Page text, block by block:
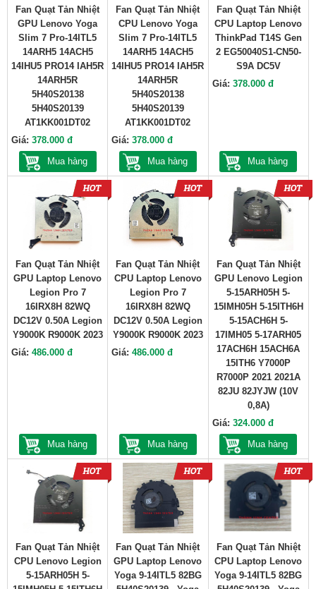
Fan Quạt Tản Nhiệt
GPU Lenovo Yoga
Slim 7 Pro-14ITL5
14ARH5 14ACH5
14IHU5 PRO14 IAH5R
14ARH5R
5H40S20138
5H40S20139
AT1KK001DT02
Giá: 378.000 đ
Mua hàng
Fan Quạt Tản Nhiệt
CPU Lenovo Yoga
Slim 7 Pro-14ITL5
14ARH5 14ACH5
14IHU5 PRO14 IAH5R
14ARH5R
5H40S20138
5H40S20139
AT1KK001DT02
Giá:378.000 đ
Mua hàng
Fan Quạt Tản Nhiệt
CPU Laptop Lenovo
ThinkPad T14S Gen
2 EG50040S1-CN50-
S9A DC5V
Giá: 378.000 đ
Mua hàng
Fan Quạt Tản Nhiệt
GPU Laptop Lenovo
Legion Pro 7
16IRX8H 82WQ
DC12V 0.50A Legion
Y9000K R9000K 2023
Giá: 486.000 đ
Mua hàng
Fan Quạt Tản Nhiệt
CPU Laptop Lenovo
Legion Pro 7
16IRX8H 82WQ
DC12V 0.50A Legion
Y9000K R9000K 2023
Giá:486.000 đ
Mua hàng
Fan Quạt Tản Nhiệt
GPU Lenovo Legion
5-15ARH05H 5-
15IMH05H 5-15ITH6H
5-15ACH6H 5-
17IMH05 5-17ARH05
17ACH6H 15ACH6A
15ITH6 Y7000P
R7000P 2021 2021A
82JU 82JYJW (10V
0,8A)
Giá: 324.000 đ
Mua hàng
Fan Quạt Tản Nhiệt
CPU Lenovo Legion
5-15ARH05H 5-
Fan Quạt Tản Nhiệt
GPU Laptop Lenovo
Yoga 9-14ITL5 82BG
Fan Quạt Tản Nhiệt
CPU Laptop Lenovo
Yoga 9-14ITL5 82BG